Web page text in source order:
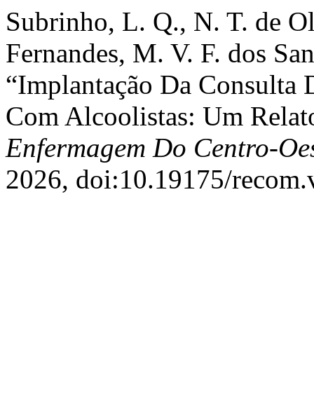
Subrinho, L. Q., N. T. de
Fernandes, M. V. F. dos
“Implantação Da
Com Alcoolistas: Um
Enfermagem Do Centro-
2026, doi:10.19175/